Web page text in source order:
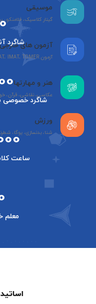
موسیقی
گیتار کلاسیک، فلامنکو،
آزمون های خارجی
آزمون YOS، SAT، IMAT، TOMER و ...
هنر و مهارتها
عکاسی، نقاشی، قرآن،
ورزش
شنا، بدنسازی، یوگا،
شاگرد
شاگرد خصوصی
ساعت
معلم